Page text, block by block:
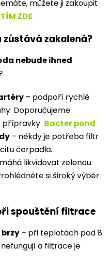
můžete ji zakoupit
ZDE
zůstává zakalená?
nebude ihned
– podpoří rychlé
Doporučujeme
přípravky Bacter pond
– někdy je potřeba filtr
čerpadla.
likvidovat zelenou
si široký výběr
spouštění filtrace
– při teplotách pod 8
a filtrace je